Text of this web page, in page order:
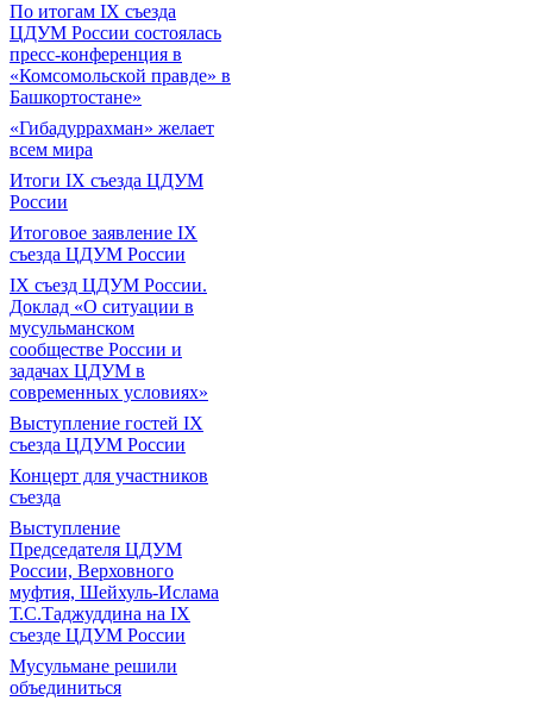
По итогам IX съезда
ЦДУМ России состоялась
пресс-конференция в
«Комсомольской правде» в
Башкортостане»
«Гибадуррахман» желает
всем мира
Итоги IX cъезда ЦДУМ
России
Итоговое заявление IX
съезда ЦДУМ России
IX съезд ЦДУМ России.
Доклад «О ситуации в
мусульманском
сообществе России и
задачах ЦДУМ в
современных условиях»
Выступление гостей IX
съезда ЦДУМ России
Концерт для участников
съезда
Выступление
Председателя ЦДУМ
России, Верховного
муфтия, Шейхуль-Ислама
Т.С.Таджуддина на IX
съезде ЦДУМ России
Мусульмане решили
объединиться